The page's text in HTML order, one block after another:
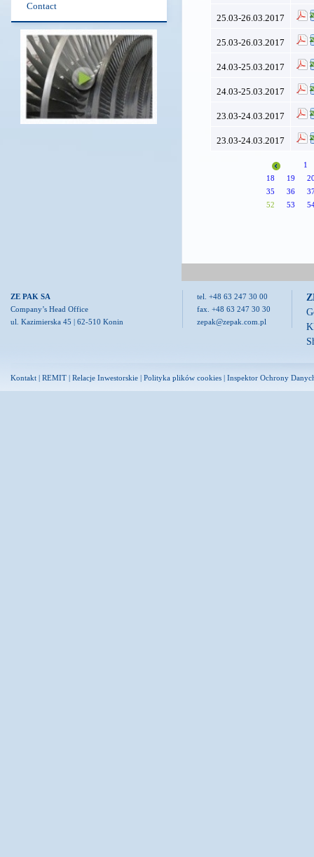
Contact
25.03-26.03.2017
25.03-26.03.2017
24.03-25.03.2017
24.03-25.03.2017
23.03-24.03.2017
23.03-24.03.2017
1
18
19
35
36
52
53
ZE PAK SA
Company’s Head Office
ul. Kazimierska 45 | 62-510 Konin
tel. +48 63 247 30 00
fax. +48 63 247 30 30
zepak@zepak.com.pl
Kontakt | REMIT | Relacje Inwestorskie | Polityka plików cookies | Inspektor Ochrony